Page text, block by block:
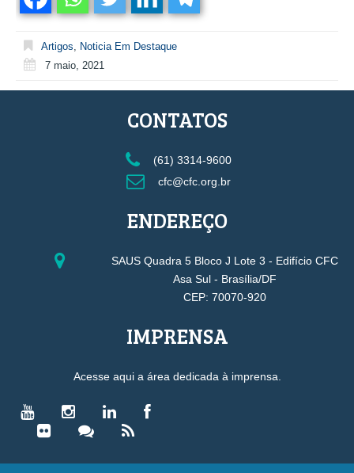
Artigos
Noticia Em Destaque
7 maio, 2021
CONTATOS
(61) 3314-9600
cfc@cfc.org.br
ENDEREÇO
SAUS Quadra 5 Bloco J Lote 3 - Edifício CFC
Asa Sul - Brasília/DF
CEP: 70070-920
IMPRENSA
Acesse aqui a área dedicada à imprensa.